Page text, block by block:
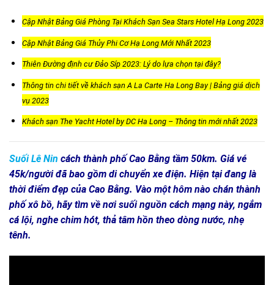
Cập Nhật Bảng Giá Phòng Tại Khách Sạn Sea Stars Hotel Hạ Long 2023
Cập Nhật Bảng Giá Thủy Phi Cơ Hạ Long Mới Nhất 2023
Thiên Đường định cư Đảo Síp 2023: Lý do lựa chọn tại đây?
Thông tin chi tiết về khách sạn A La Carte Ha Long Bay | Bảng giá dịch
vụ 2023
Khách sạn The Yacht Hotel by DC Ha Long – Thông tin mới nhất 2023
Suối Lê Nin cách thành phố Cao Bằng tầm 50km. Giá vé
45k/người đã bao gồm di chuyển xe điện. Hiện tại đang là
thời điểm đẹp của Cao Bằng. Vào một hôm nào chán thành
phố xô bồ, hãy tìm về nơi suối nguồn cách mạng này, ngắm
cá lội, nghe chim hót, thả tâm hồn theo dòng nước, nhẹ
tênh.